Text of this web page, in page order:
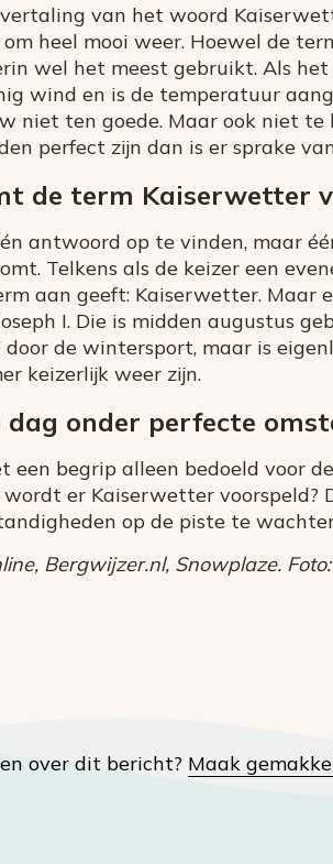
van het woord
heel mooi weer. Hoewel de
wel het meest gebruikt. Als
wind en is de temperatuur
niet ten goede. Maar ook niet
perfect zijn dan is er sprake
de term Kaiserwetter
antwoord op te vinden, maar
Telkens als de keizer een
aan geeft: Kaiserwetter. Maar
I. Die is midden augustus
door de wintersport, maar is
keizerlijk weer zijn.
onder perfecte
een begrip alleen bedoeld voor
er Kaiserwetter
op de piste te
Bergwijzer.nl, Snowplaze.
over dit bericht? Maak